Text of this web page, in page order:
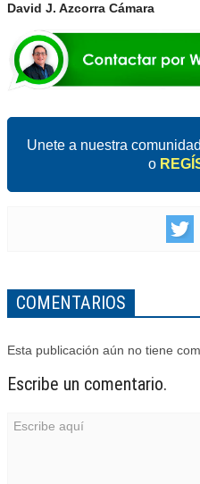
David J. Azcorra Cámara
Unete a nuestra
o
COMENTARIOS
Esta publicación aún no tiene
Escribe un comentario.